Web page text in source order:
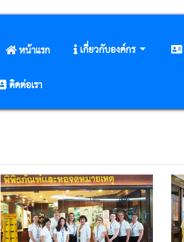
หน้าแรก เกี่ยวกับองค์กร
ติดต่อเรา